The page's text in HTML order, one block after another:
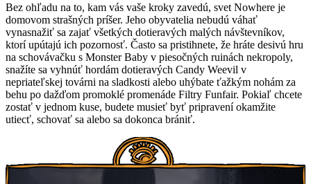
Bez ohľadu na to, kam vás vaše kroky zavedú, svet Nowhere je
domovom strašných príšer. Jeho obyvatelia nebudú váhať
vynasnažiť sa zajať všetkých dotieravých malých návštevníkov,
ktorí upútajú ich pozornosť. Často sa pristihnete, že hráte desivú hru
na schovávačku s Monster Baby v piesočných ruinách nekropoly,
snažíte sa vyhnúť hordám dotieravých Candy Weevil v
nepriateľskej továrni na sladkosti alebo uhýbate ťažkým nohám za
behu po dažďom promoklé promenáde Filtry Funfair. Pokiaľ chcete
zostať v jednom kuse, budete musieť byť pripravení okamžite
utiecť, schovať sa alebo sa dokonca brániť.